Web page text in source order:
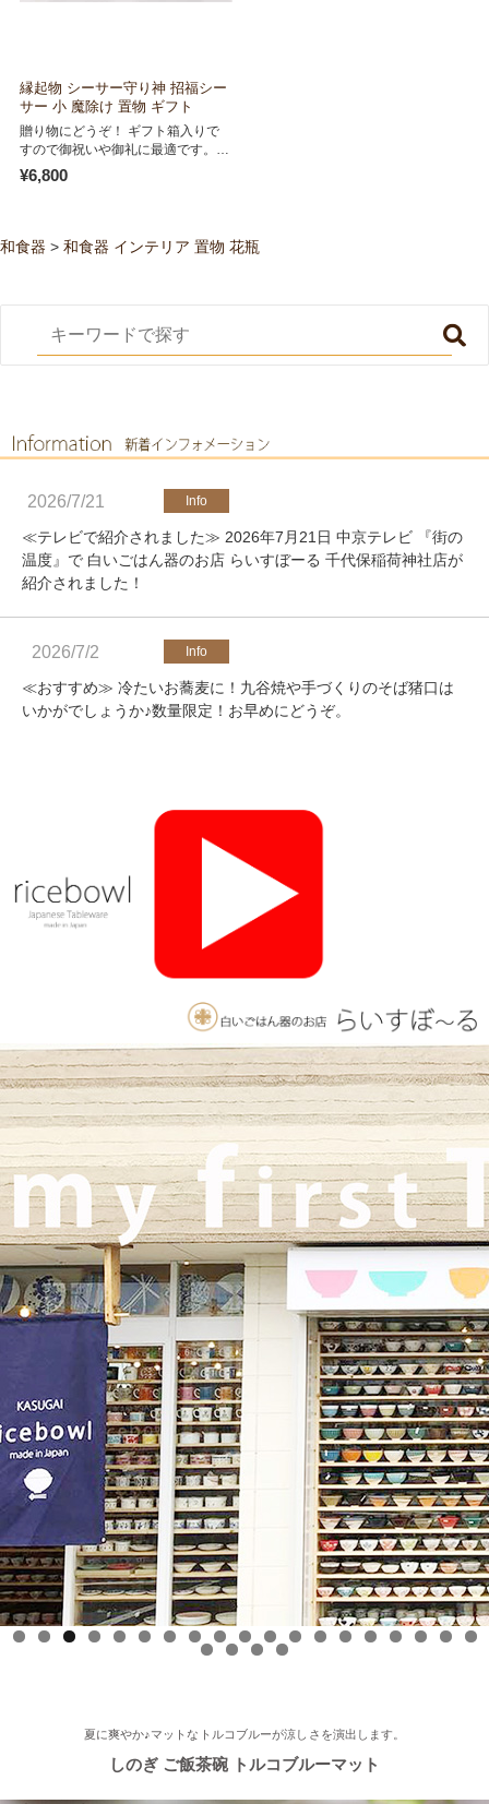
縁起物 シーサー守り神 招福シー
サー 小 魔除け 置物 ギフト
贈り物にどうぞ！ ギフト箱入りで
すので御祝いや御礼に最適です。
オスは大きな口を […]
¥6,800
和食器 > 和食器 インテリア 置物 花瓶
2026/7/21
≪テレビで紹介されました≫ 2026年7月21日 中京テレビ 『街の
温度』で 白いごはん器のお店 らいすぼーる 千代保稲荷神社店が
紹介されました！
2026/7/2
≪おすすめ≫ 冷たいお蕎麦に！九谷焼や手づくりのそば猪口は
いかがでしょうか♪数量限定！お早めにどうぞ。
≪軽井沢店営業のお知らせ≫ いつもご覧いただきありがとうご
ざいます。軽井沢店2026年オープンしました！新商品をたくさ
んご用意しております。みなさまのご来店をお待ちしております
♪
碗。実店舗でも手にとっていただけます♪海外発送も承っており
2025/10/26
≪軽井沢店営業のお知らせ≫ いつもご覧いただきありがとうご
ざいます。軽井沢店2026年はGW頃オープンとなります！ご期待
くださいませ！！ 2025年は11月3日（火）
までの営業となり
ます。
2025/9/26
≪テレビで紹介されました≫ 2025年9月26日 東海テレビ 『ニュ
ースONE』 ひとつに特化で差別化！「東海地方の専門店」コー
ナーで白いごはん器のお店 らいすぼーる 春日井店が紹介されま
2025/9/17
≪中日新聞に掲載されました≫ 2025年9月17日 中日新聞朝刊18
面 近郊版 『わが街ぶらり探訪』コーナーにて白いごはん器のお
店 らいすぼーる 小牧店が紹介されました！ 近郊版(犬山、小牧
市、春日井市、豊山町、扶桑町、大口町)の地域の方、ぜひご覧
ください～★
2025/8/17
介されました。
2025/7/23
0 1 2 3 4 5 6 7 8 9
0 1 2 3
夏に爽やか♪マットなトルコブルーが涼しさを演出します。
しのぎ ご飯茶碗 トルコブルーマット